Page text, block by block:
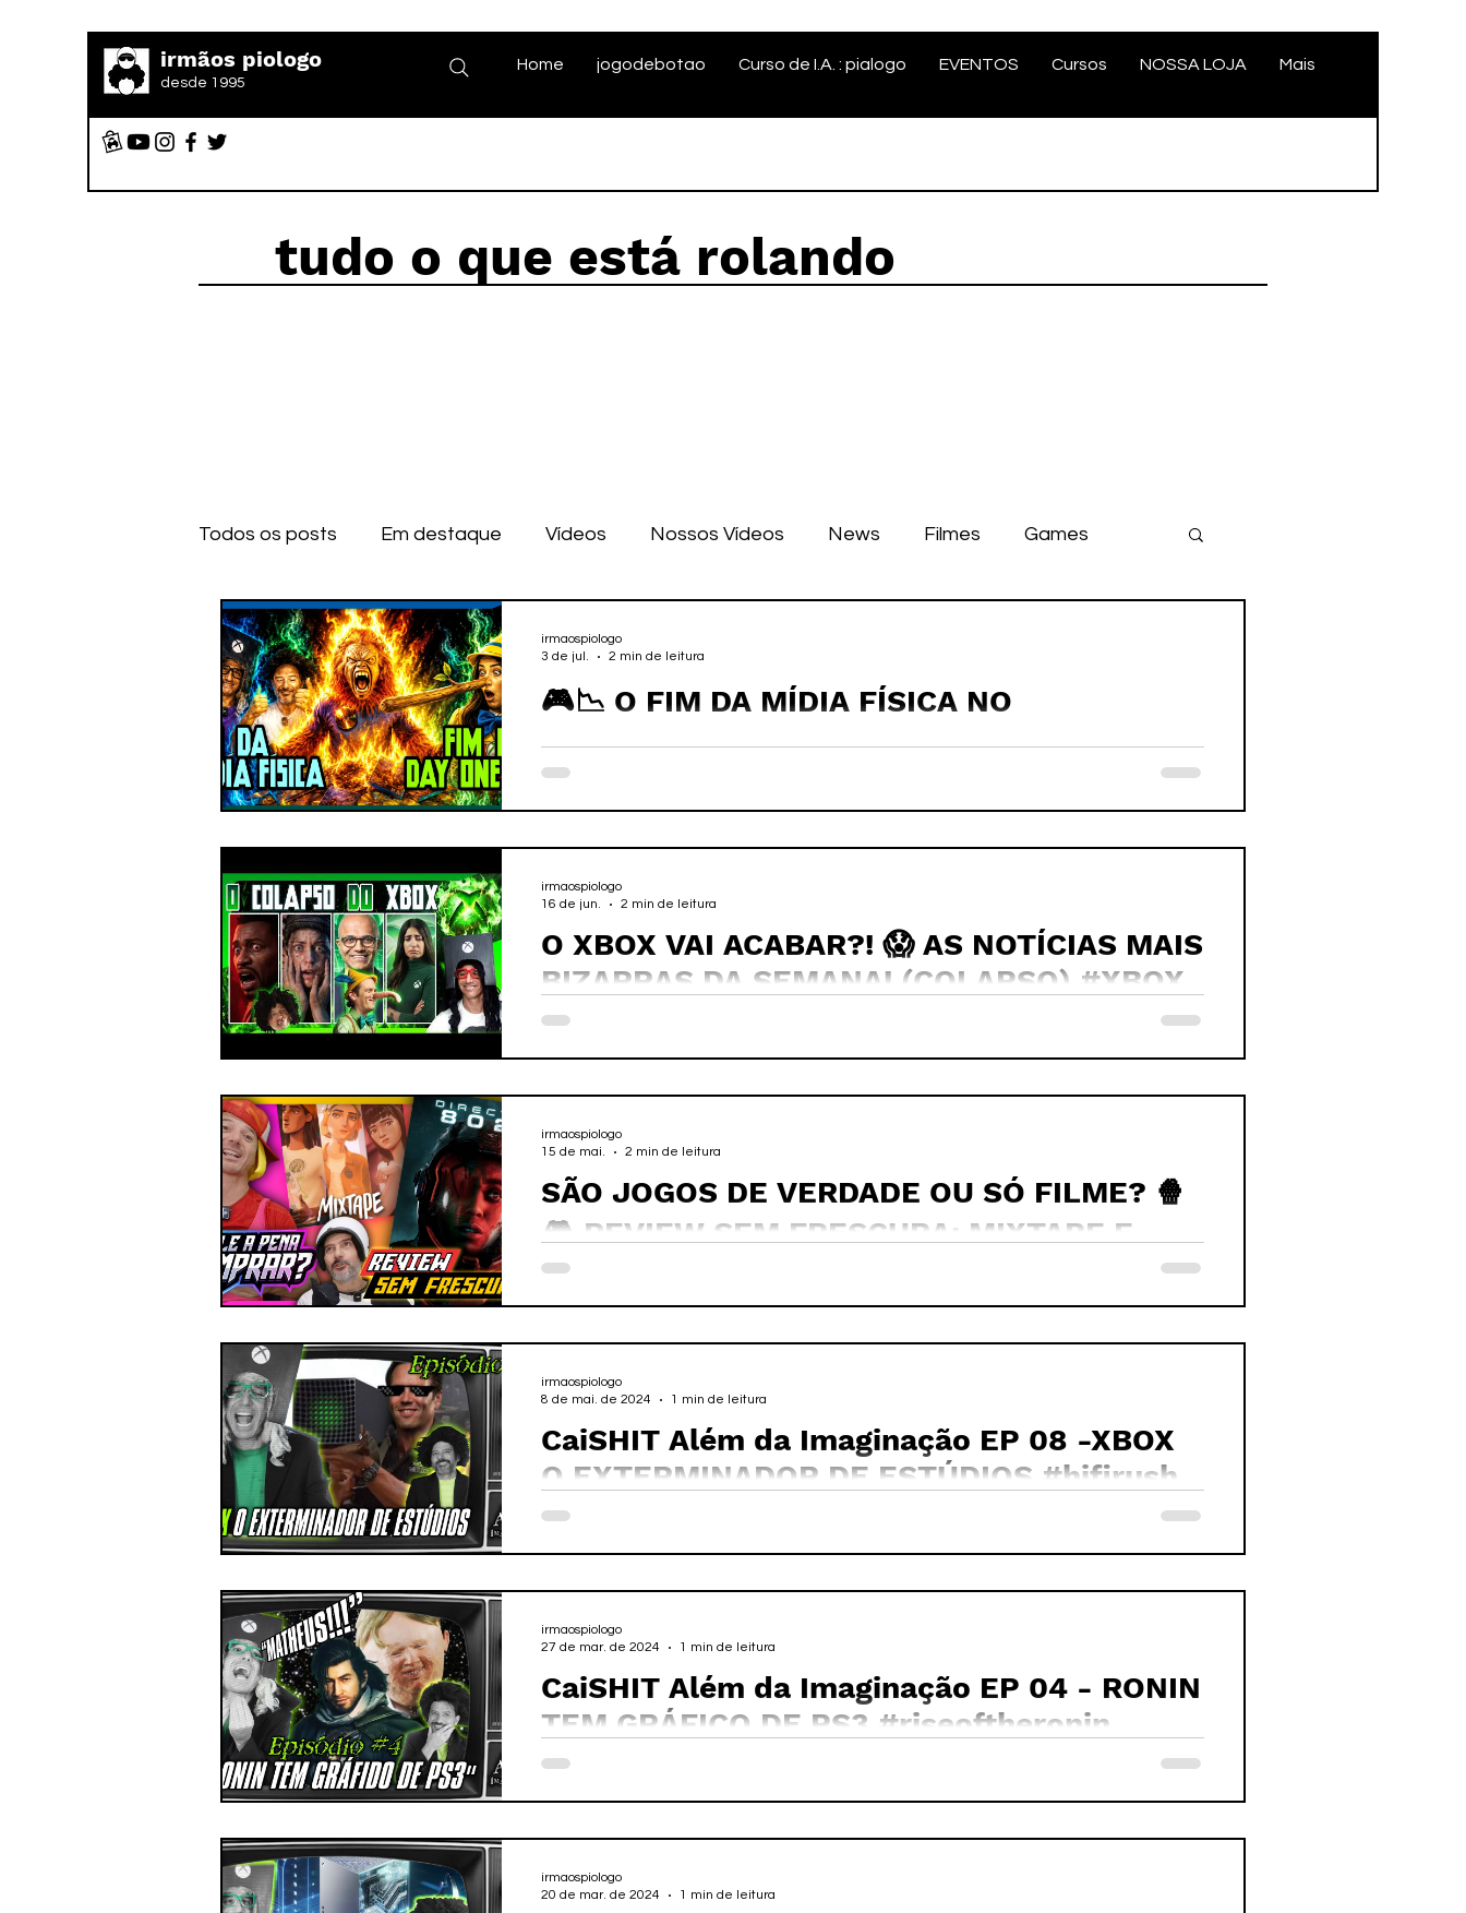
irmãos piologo
desde 1995
Home jogodebotao Curso de I.A. : pialogo EVENTOS Cursos NOSSA LOJA Mais
tudo o que está rolando
Todos os posts Em destaque Vídeos Nossos Vídeos News Filmes Games
Anime Series Desenhos
IOS IOS A CELULAR BILE games
🎮📉 O FIM DA MÍDIA FÍSICA NO
PLAYSTATION E FIM DE JOGOS DAY ONE NO
XBOX GAME PASS?! #playstation
irmaospiologo
3 de jul.
2 min de leitura
O XBOX VAI ACABAR?! 😱 AS NOTÍCIAS MAIS
BIZARRAS DA SEMANA! (COLAPSO) #XBOX
irmaospiologo
16 de jun.
2 min de leitura
SÃO JOGOS DE VERDADE OU SÓ FILME? 🍿
🎮 REVIEW SEM FRESCURA: MIXTAPE E
DIRECTIVE 8020 #mixtape #review
irmaospiologo
15 de mai.
2 min de leitura
CaiSHIT Além da Imaginação EP 08 -XBOX
O EXTERMINADOR DE ESTÚDIOS #hifirush
irmaospiologo
8 de mai. de 2024
1 min de leitura
CaiSHIT Além da Imaginação EP 04 - RONIN
TEM GRÁFICO DE PS3 #riseoftheronin
irmaospiologo
27 de mar. de 2024
1 min de leitura
irmaospiologo
20 de mar. de 2024
1 min de leitura